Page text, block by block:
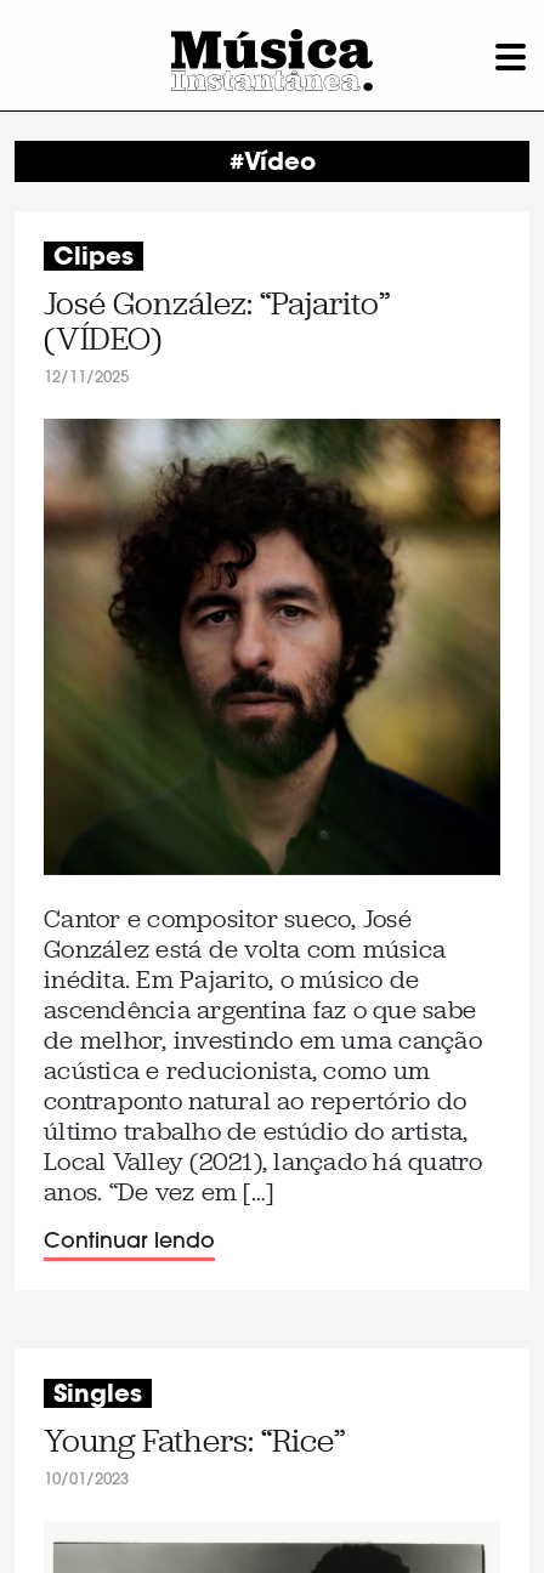
#Vídeo
Clipes
José González: “Pajarito”
(VÍDEO)
12/11/2025
Cantor e compositor sueco, José
González está de volta com música
inédita. Em Pajarito, o músico de
ascendência argentina faz o que sabe
de melhor, investindo em uma canção
acústica e reducionista, como um
contraponto natural ao repertório do
último trabalho de estúdio do artista,
Local Valley (2021), lançado há quatro
anos. “De vez em […]
Continuar lendo
Singles
Young Fathers: “Rice”
10/01/2023